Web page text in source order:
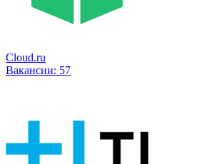
Cloud.ru
Вакансии: 57